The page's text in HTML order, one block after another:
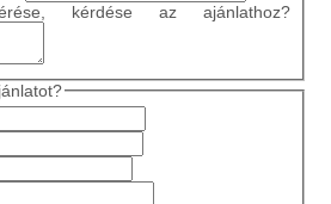
kérdése az ajánlathoz?